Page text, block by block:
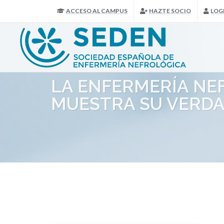
ACCESO AL CAMPUS HAZTE SOCIO
LA ENFERMERÍA
MUESTRA SU